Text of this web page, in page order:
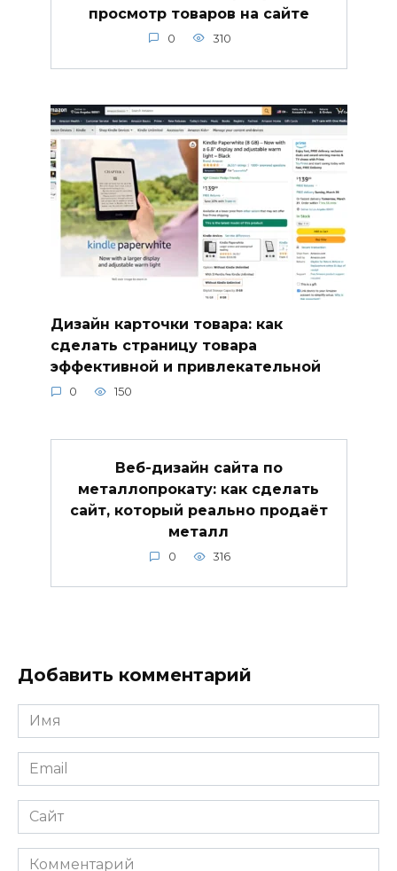
просмотр товаров на сайте
0 310
Дизайн карточки товара: как
сделать страницу товара
эффективной и привлекательной
0 150
Веб-дизайн сайта по
металлопрокату: как сделать
сайт, который реально продаёт
металл
0 316
Добавить комментарий
Имя
*
Email
*
Сайт
Комментарий